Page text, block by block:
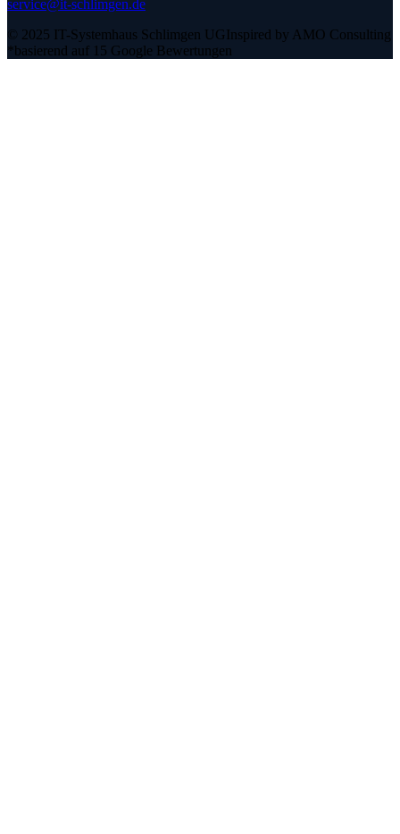
service@it-schlimgen.de
© 2025 IT-Systemhaus Schlimgen UG Inspired by AMO Consulting
*basierend auf 15 Google Bewertungen